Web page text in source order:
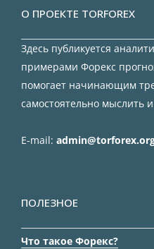
О ПРОЕКТЕ TORFOREX
Здесь публикуется
примерами Форекс
помогает начинающим
самостоятельно мыслить
E-mail:
ПОЛЕЗНОЕ
Что такое Форекс?